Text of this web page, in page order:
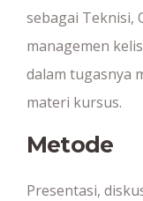
sebagai Teknisi,
managemen
dalam tugasnya
materi kursus.
Metode
Presentasi,